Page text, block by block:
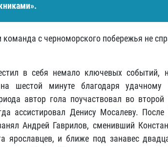
с черноморского побережья не
в себя немало ключевых событий,
шестой минуте благодаря удачному
автор гола поучаствовал во второй
ассистировал Денису Мосалеву. После
Андрей Гаврилов, сменивший
ярославцев, и ближе под занавес